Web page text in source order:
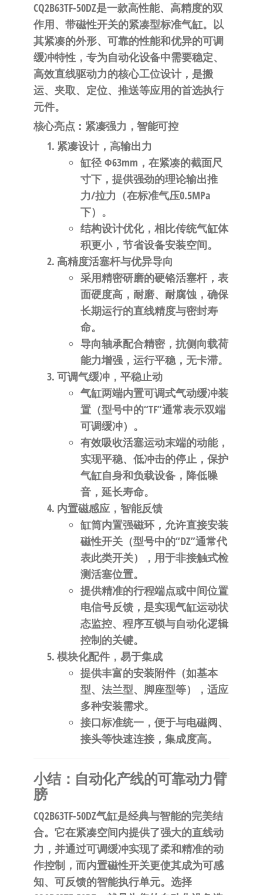
CQ2B63TF-50DZ是一款高性能、高精度的双
作用、带磁性开关的紧凑型标准气缸。以
其紧凑的外形、可靠的性能和优异的可调
缓冲特性，专为自动化设备中需要稳定、
高效直线驱动力的核心工位设计，是搬
运、夹取、定位、推送等应用的首选执行
元件。
核心亮点：紧凑强力，智能可控
紧凑设计，高输出力
缸径 Φ63mm ，在紧凑的截面尺
寸下，提供强劲的理论输出推
力/拉力（在标准气压0.5MPa
下）。
结构设计优化，相比传统气缸体
积更小，节省设备安装空间。
高精度活塞杆与优异导向
采用精密研磨的硬铬活塞杆，表
面硬度高，耐磨、耐腐蚀，确保
长期运行的直线精度与密封寿
命。
导向轴承配合精密，抗侧向载荷
能力增强，运行平稳，无卡滞。
可调气缓冲，平稳止动
气缸两端内置可调式气动缓冲装
置（型号中的“TF”通常表示双端
可调缓冲）。
有效吸收活塞运动末端的动能，
实现平稳、低冲击的停止，保护
气缸自身和负载设备，降低噪
音，延长寿命。
内置磁感应，智能反馈
缸筒内置强磁环，允许直接安装
磁性开关（型号中的“DZ”通常代
表此类开关）
，用于非接触式检
测活塞位置。
提供精准的行程端点或中间位置
电信号反馈，是实现气缸运动状
态监控、程序互锁与自动化逻辑
控制的关键。
模块化配件，易于集成
提供丰富的安装附件（如基本
型、法兰型、脚座型等），适应
多种安装需求。
接口标准统一，便于与电磁阀、
接头等快速连接，集成度高。
小结：自动化产线的可靠动力臂
膀
CQ2B63TF-50DZ气缸是经典与智能的完美结
合。它在紧凑空间内提供了强大的直线动
力 ，并通过可调缓冲实现了柔和精准的动
作控制，而内置磁性开关更使其成为可感
知、可反馈的智能执行单元。选择